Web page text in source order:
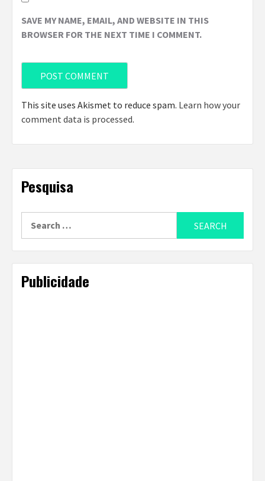
SAVE MY NAME, EMAIL, AND WEBSITE IN THIS
BROWSER FOR THE NEXT TIME I COMMENT.
This site uses Akismet to reduce spam. Learn how your
comment data is processed.
Pesquisa
Publicidade